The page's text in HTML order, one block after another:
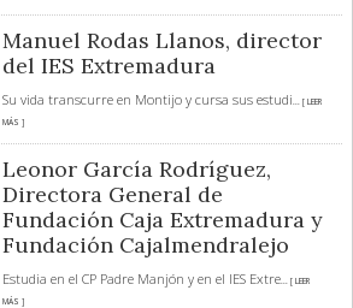
Manuel Rodas Llanos, director
del IES Extremadura
Su vida transcurre en Montijo y cursa sus estudi... [ LEER
MÁS ]
Leonor García Rodríguez,
Directora General de
Fundación Caja Extremadura y
Fundación Cajalmendralejo
Estudia en el CP Padre Manjón y en el IES Extre... [ LEER
MÁS ]